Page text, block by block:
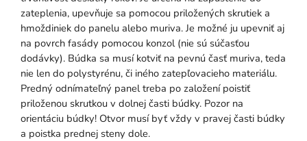
zateplenia, upevňuje sa pomocou priložených skrutiek a
hmoždiniek do panelu alebo muriva. Je možné ju upevniť aj
na povrch fasády pomocou konzol (nie sú súčasťou
dodávky). Búdka sa musí kotviť na pevnú časť muriva, teda
nie len do polystyrénu, či iného zatepľovacieho materiálu.
Predný odnímateľný panel treba po založení poistiť
priloženou skrutkou v dolnej časti búdky. Pozor na
orientáciu búdky! Otvor musí byť vždy v pravej časti búdky
a poistka prednej steny dole.